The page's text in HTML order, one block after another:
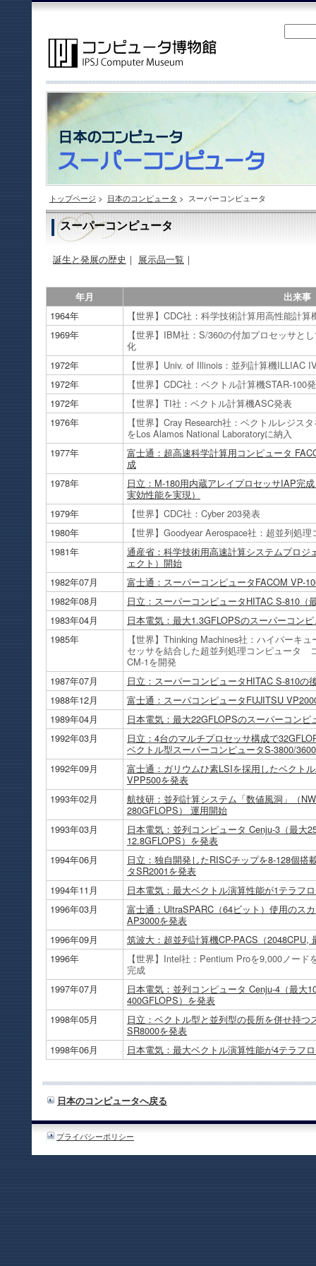
トップページ > 日本のコンピュータ > スーパーコンピュータ
スーパーコンピュータ
誕生と発展の歴史 ｜ 展示品一覧 ｜
年月 出来事
1964年
【世界】CDC社：科学技術計算用高性能計
1969年
【世界】IBM社：S/360の付加プロセッサと
化
1972年
【世界】Univ. of Illinois：並列計算機ILLIAC
1972年
【世界】CDC社：ベクトル計算機STAR-100
1972年
【世界】TI社：ベクトル計算機ASC発表
1976年
【世界】Cray Research社：ベクトルレジス
をLos Alamos National Laboratoryに納入
1977年
富士通：超高速科学計算用コンピュータ
成
1978年
日立：M-180用内蔵アレイプロセッサIAP完
実効性能を実現）
1979年
【世界】CDC社：Cyber 203発表
1980年
【世界】Goodyear Aerospace社：超並列処
1981年
通産省：科学技術用高速計算システムプロ
ェクト）開始
1982年07月
富士通：スーパーコンピュータFACOM VP-
1982年08月
日立：スーパーコンピュータHITAC S-810（
1983年04月
日本電気：最大1.3GFLOPSのスーパーコン
1985年
【世界】Thinking Machines社：ハイパーキ
セッサを結合した超並列処理コンピュータ
CM-1を開発
1987年07月
日立：スーパーコンピュータHITAC S-810の
1988年12月
富士通：スーパコンピュータFUJITSU
1989年04月
日本電気：最大22GFLOPSのスーパーコンピ
1992年03月
日立：4台のマルチプロセッサ構成で
ベクトル型スーパーコンピュータS-3800/
1992年09月
富士通：ガリウムひ素LSIを採用したベクト
VPP500を発表
1993年02月
航技研：並列計算システム「数値風洞」（
280GFLOPS） 運用開始
1993年03月
日本電気：並列コンピュータ Cenju-3（最
12.8GFLOPS）を発表
1994年06月
日立：独自開発したRISCチップを8-128個搭
タSR2001を発表
1994年11月
日本電気：最大ベクトル演算性能が1テラフ
1996年03月
富士通：UltraSPARC（64ビット）使用のス
AP3000を発表
1996年09月
筑波大：超並列計算機CP-PACS（2048CPU,
1996年
【世界】Intel社：Pentium Proを9,000ノー
完成
1997年07月
日本電気：並列コンピュータ Cenju-4（最大
400GFLOPS）を発表
1998年05月
日立：ベクトル型と並列型の長所を併せ持
SR8000を発表
1998年06月
日本電気：最大ベクトル演算性能が4テラフ
日本のコンピュータへ戻る
プライバシーポリシー